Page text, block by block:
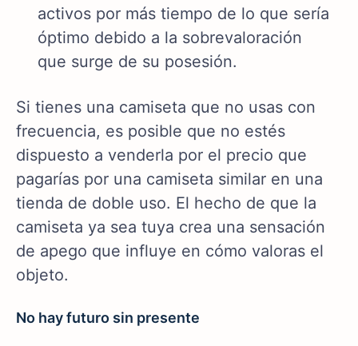
activos por más tiempo de lo que sería
óptimo debido a la sobrevaloración
que surge de su posesión.
Si tienes una camiseta que no usas con
frecuencia, es posible que no estés
dispuesto a venderla por el precio que
pagarías por una camiseta similar en una
tienda de doble uso. El hecho de que la
camiseta ya sea tuya crea una sensación
de apego que influye en cómo valoras el
objeto.
No hay futuro sin presente